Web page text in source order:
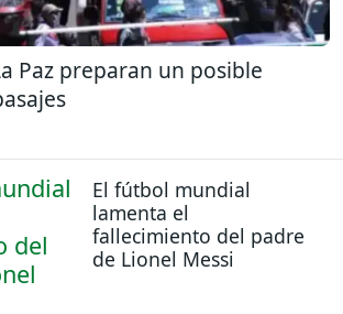
Paz preparan un posible
El fútbol mundial
lamenta el
fallecimiento del padre
de Lionel Messi